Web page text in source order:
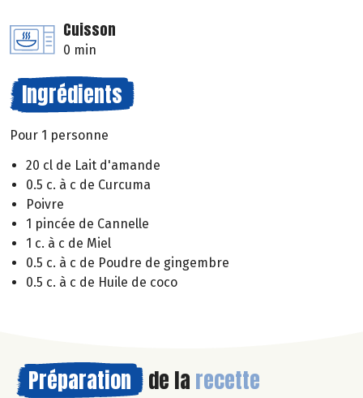
Cuisson
0 min
Ingrédients
Pour 1 personne
20 cl de Lait d'amande
0.5 c. à c de Curcuma
Poivre
1 pincée de Cannelle
1 c. à c de Miel
0.5 c. à c de Poudre de gingembre
0.5 c. à c de Huile de coco
Préparation de la recette